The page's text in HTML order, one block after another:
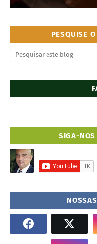
PESQUISE
SIGA-NOS